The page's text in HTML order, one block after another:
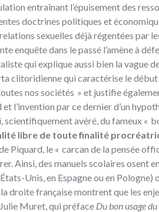
entraînant l’épuisement des
doctrines politiques et
sexuelles déjà régentées par
enquête dans le passé l’amène à
qui explique aussi bien la vague
clitoridienne qui caractérise le
nos sociétés » et justifie
et l’invention par ce dernier d’un
scientifiquement avéré, du fameux «
libre de toute finalité
Piquard, le « carcan de la pensée
Ainsi, des manuels scolaires osent
Unis, en Espagne ou en Pologne)
droite française montrent que les
Muret, qui préface Du bon usage du